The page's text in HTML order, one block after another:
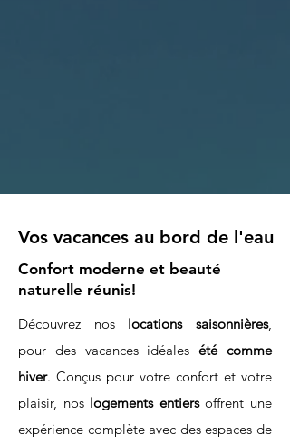
Vos vacances au bord de l'eau
Confort moderne et beauté
naturelle réunis!
Découvrez noslocations saisonnières,
pour des vacances idéalesété comme
hiver. Conçus pour votre confort et votre
plaisir, nos logements entiersoffrent une
expérience complète avec des espaces de